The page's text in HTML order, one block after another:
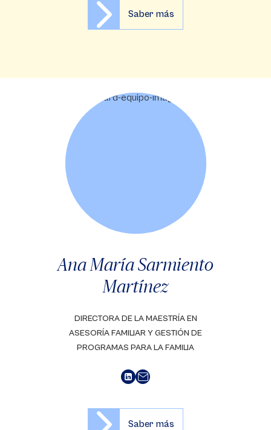
Saber más
Ana María Sarmiento
Martínez
DIRECTORA DE LA MAESTRÍA EN
ASESORÍA FAMILIAR Y GESTIÓN DE
PROGRAMAS PARA LA FAMILIA
Saber más